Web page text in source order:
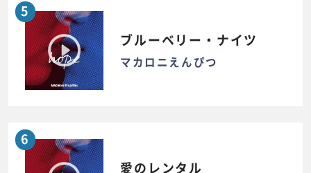
5
ブルーベリー・ナイツ
マカロニえんぴつ
6
愛のレンタル